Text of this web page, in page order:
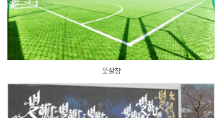
풋살장